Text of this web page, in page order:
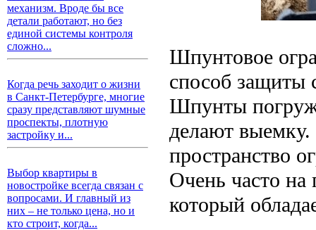
механизм. Вроде бы все
детали работают, но без
единой системы контроля
сложно...
Когда речь заходит о жизни
в Санкт-Петербурге, многие
сразу представляют шумные
проспекты, плотную
застройку и...
Выбор квартиры в
новостройке всегда связан с
вопросами. И главный из
них – не только цена, но и
кто строит, когда...
Шпунтовое
способ защиты
Шпунты
делают выемку.
пространство
Очень часто на
который